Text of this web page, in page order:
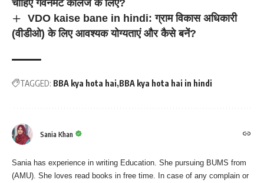
चाहिए गवर्नमेंट कॉलेज के लिए?
VDO kaise bane in hindi: ग्राम विकास अधिकारी
(वीडीओ) के लिए आवश्यक योग्यताएं और कैसे बनें?
TAGGED: BBA kya hota hai BBA kya hota hai in hindi
Sania Khan
Sania has experience in writing Education. She pursuing BUMS from
(AMU). She loves read books in free time. In case of any complain or